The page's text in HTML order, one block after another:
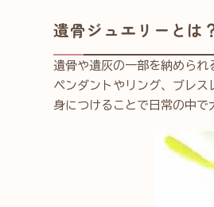
遺骨ジュエリーとは
遺骨や遺灰の一部を納められ
ペンダントやリング、ブレス
身につけることで日常の中で